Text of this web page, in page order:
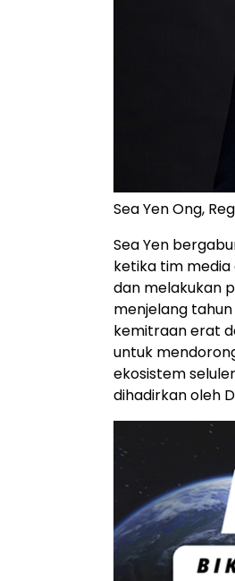
Sea Yen Ong,
Sea Yen
ketika tim
dan melakukan
menjelang
kemitraan erat
untuk
ekosistem
dihadirkan oleh